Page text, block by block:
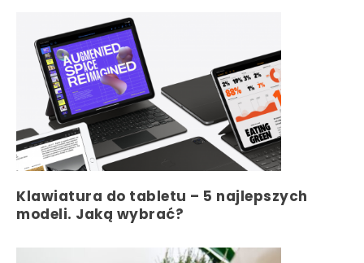
Klawiatura do tabletu – 5 najlepszych
modeli. Jaką wybrać?